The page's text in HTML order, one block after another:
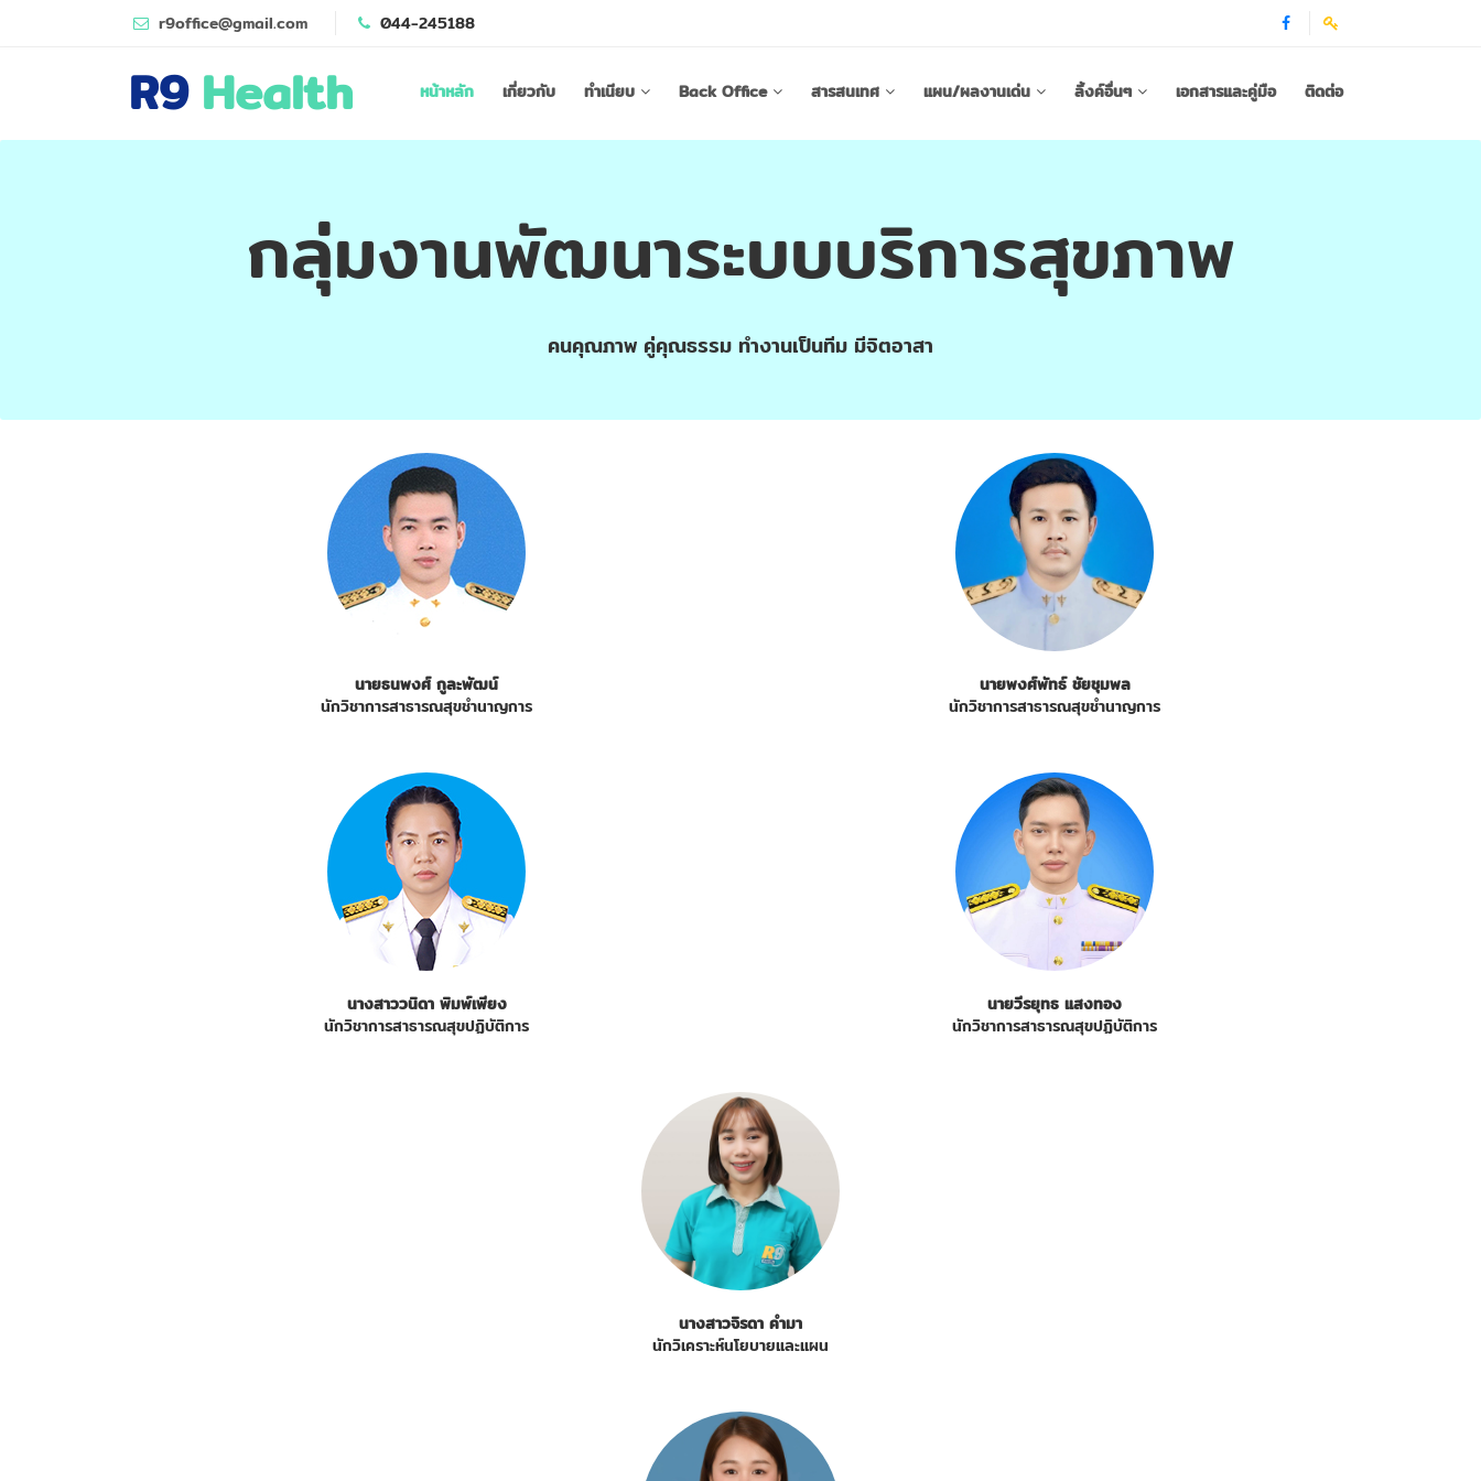
r9office@gmail.com 044-245188
R9 Health หน้าหลัก เกี่ยวกับ ทำเนียบ Back Office สารสนเทศ แผน/ผลงานเด่น ลิ้งค์อื่นๆ เอกสารและคู่มือ ติดต่อ
กลุ่มงานพัฒนาระบบบริการสุขภาพ
คนคุณภาพ คู่คุณธรรม ทำงานเป็นทีม มีจิตอาสา
นายธนพงศ์ กูละพัฒน์
นักวิชาการสาธารณสุขชำนาญการ
นายพงศ์พัทธ์ ชัยชุมพล
นักวิชาการสาธารณสุขชำนาญการ
นางสาววนิดา พิมพ์เพียง
นักวิชาการสาธารณสุขปฏิบัติการ
นายวีรยุทธ แสงทอง
นักวิชาการสาธารณสุขปฏิบัติการ
นางสาวจิรดา คำมา
นักวิเคราะห์นโยบายและแผน